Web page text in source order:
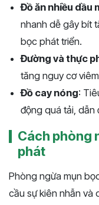
Đồ ăn nhiều dầu
nhanh dễ gây bít
bọc phát triển.
Đường và thực
tăng nguy cơ
Đồ cay nóng:
động quá tải, dẫn
Cách phòng
phát
Phòng ngừa mụn
cầu sự kiên nhẫn và